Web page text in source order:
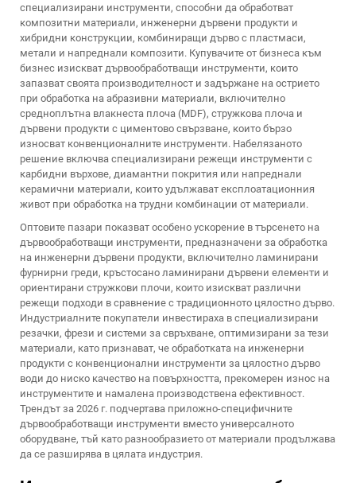
специализирани инструменти, способни да обработват
композитни материали, инженерни дървени продукти и
хибридни конструкции, комбиниращи дърво с пластмаси,
метали и напреднали композити. Купувачите от бизнеса към
бизнес изискват дървообработващи инструменти, които
запазват своята производителност и задържане на острието
при обработка на абразивни материали, включително
средноплътна влакнеста плоча (MDF), стружкова плоча и
дървени продукти с циментово свързване, които бързо
износват конвенционалните инструменти. Набелязаното
решение включва специализирани режещи инструменти с
карбидни върхове, диамантни покрития или напреднали
керамични материали, които удължават експлоатационния
живот при обработка на трудни комбинации от материали.
Оптовите пазари показват особено ускорение в търсенето на
дървообработващи инструменти, предназначени за обработка
на инженерни дървени продукти, включително ламинирани
фурнирни греди, кръстосано ламинирани дървени елементи и
ориентирани стружкови плочи, които изискват различни
режещи подходи в сравнение с традиционното цялостно дърво.
Индустриалните покупатели инвестираха в специализирани
резачки, фрези и системи за свръхване, оптимизирани за тези
материали, като признават, че обработката на инженерни
продукти с конвенционални инструменти за цялостно дърво
води до ниско качество на повърхността, прекомерен износ на
инструментите и намалена производствена ефективност.
Трендът за 2026 г. подчертава приложно-специфичните
дървообработващи инструменти вместо универсалното
оборудване, тъй като разнообразието от материали продължава
да се разширява в цялата индустрия.